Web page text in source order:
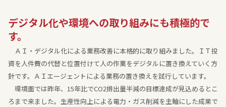
デジタル化や環境への取り組みにも積極的で
す。
ＡＩ・デジタル化による業務改善に本格的に取り組みました。ＩＴ投
資を人件費の代替と位置付けて人の作業をデジタルに置き換えていく方
針です。ＡＩエージェントによる業務の置き換えを試行しています。
環境面では昨年、15年比でCO2排出量半減の目標達成が見込めるとこ
ろまで来ました。生産性向上による電力・ガス削減を主軸にした成果で